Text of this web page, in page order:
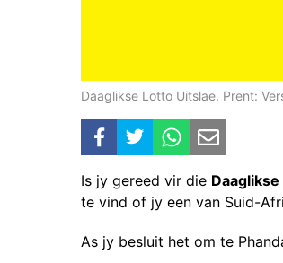
Daaglikse Lotto Uitslae. Prent:
Is jy gereed vir die
te vind of jy een van Suid-
As jy besluit het om te